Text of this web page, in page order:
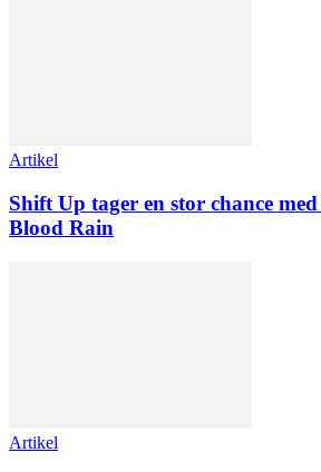
Artikel
Shift Up tager en stor chance
Blood Rain
Artikel